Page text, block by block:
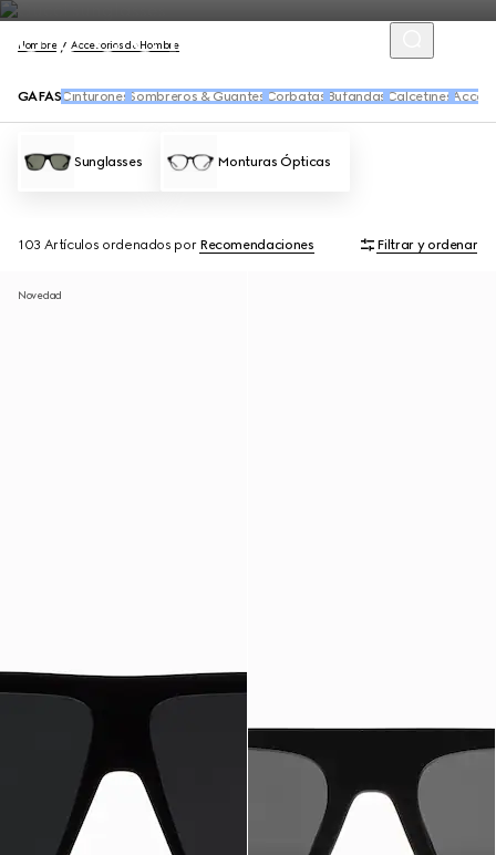
Hombre Accesorios de Hombre
GAFAS Cinturones Sombreros & Guantes Corbatas Bufandas Calcetines
Sunglasses Monturas Ópticas
103 Artículos ordenados por Recomendaciones Filtrar y ordenar
Novedad